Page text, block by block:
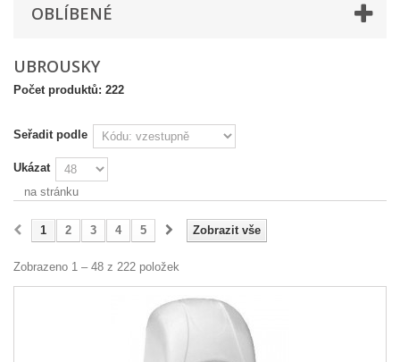
OBLÍBENÉ
UBROUSKY
Počet produktů: 222
Seřadit podle
Ukázat
na stránku
Zobrazit vše
1 2 3 4 5
Zobrazeno 1 – 48 z 222 položek